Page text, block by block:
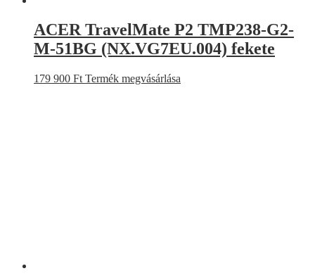
ACER TravelMate P2 TMP238-G2-
M-51BG (NX.VG7EU.004) fekete
179 900 Ft Termék megvásárlása